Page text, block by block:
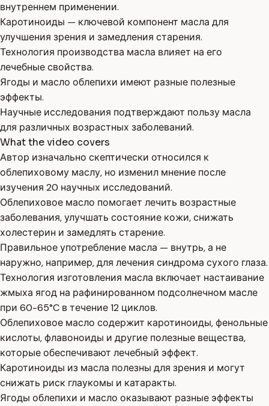
внутреннем применении.
Каротиноиды — ключевой компонент масла для
улучшения зрения и замедления старения.
Технология производства масла влияет на его
лечебные свойства.
Ягоды и масло облепихи имеют разные полезные
эффекты.
Научные исследования подтверждают пользу масла
для различных возрастных заболеваний.
What the video covers
Автор изначально скептически относился к
облепиховому маслу, но изменил мнение после
изучения 20 научных исследований.
Облепиховое масло помогает лечить возрастные
заболевания, улучшать состояние кожи, снижать
холестерин и замедлять старение.
Правильное употребление масла — внутрь, а не
наружно, например, для лечения синдрома сухого глаза.
Технология изготовления масла включает настаивание
жмыха ягод на рафинированном подсолнечном масле
при 60-65°C в течение 12 циклов.
Облепиховое масло содержит каротиноиды, фенольные
кислоты, флавоноиды и другие полезные вещества,
которые обеспечивают лечебный эффект.
Каротиноиды из масла полезны для зрения и могут
снижать риск глаукомы и катаракты.
Ягоды облепихи и масло оказывают разные эффекты